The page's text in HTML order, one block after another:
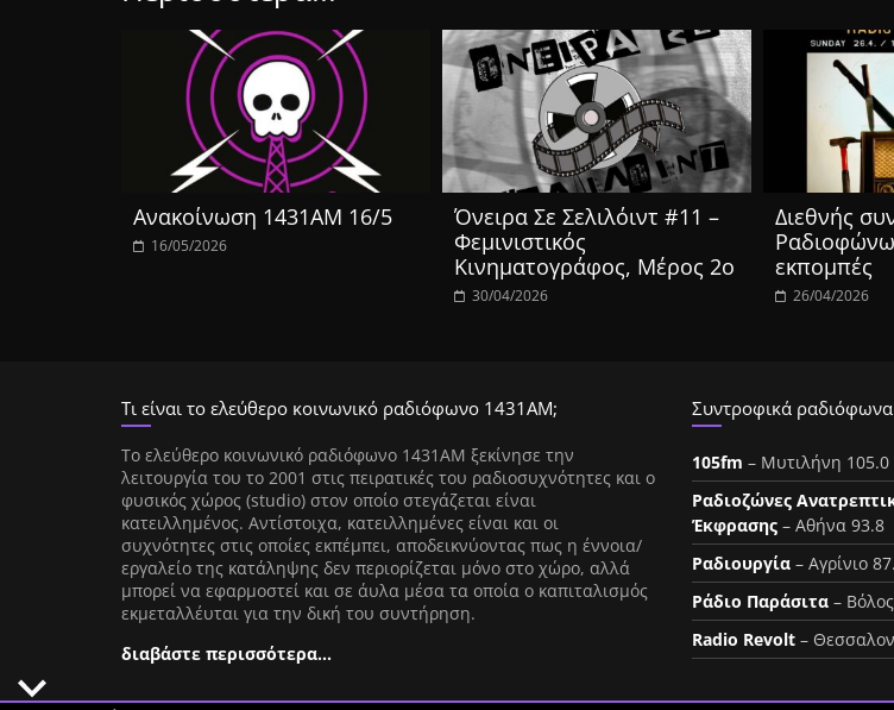
Ανακοίνωση 1431ΑΜ 16/5
16/05/2026
Όνειρα Σε Σελιλόιντ #11 –
Φεμινιστικός
Κινηματογράφος, Μέρος 2ο
30/04/2026
Διεθνής
εκπομπές
26/04/2026
Τι είναι το ελεύθερο κοινωνικό ραδιόφωνο 1431ΑΜ;
Tο ελεύθερο κοινωνικό ραδιόφωνο 1431AM ξεκίνησε την
λειτουργία του το 2001 στις πειρατικές του ραδιοσυχνότητες και ο
φυσικός χώρος (studio) στον οποίο στεγάζεται είναι
κατειλλημένος. Αντίστοιχα, κατειλλημένες είναι και οι
συχνότητες στις οποίες εκπέμπει, αποδεικνύοντας πως η έννοια/
εργαλείο της κατάληψης δεν περιορίζεται μόνο στο χώρο, αλλά
μπορεί να εφαρμοστεί και σε άυλα μέσα τα οποία ο καπιταλισμός
εκμεταλλέυται για την δική του συντήρηση.
διαβάστε περισσότερα…
Συντροφικά ραδιόφωνα
105fm – Μυτιλήνη 105.0
Ραδιοζώνες
Έκφρασης – Αθήνα 93.8
Ραδιουργία – Αγρίνιο
Ράδιο Παράσιτα – Βόλος
Radio Revolt –